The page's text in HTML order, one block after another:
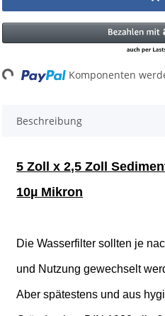
Loading... Komponenten
Beschreibung
5 Zoll x 2,5 Zoll
10µ Mikron
Die Wasserfilter sollten je
und Nutzung gewechselt
Aber spätestens und aus